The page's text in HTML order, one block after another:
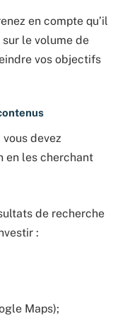
en compte qu’il
le volume de
vos objectifs
devez
en les cherchant
de recherche
:
Maps);